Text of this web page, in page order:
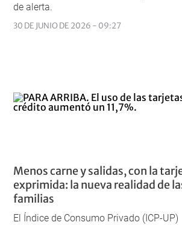
de alerta.
30 DE JUNIO DE 2026 - 09:27
Menos carne y salidas, con la
exprimida: la nueva realidad de
familias
El Índice de Consumo Privado (ICP-UP)